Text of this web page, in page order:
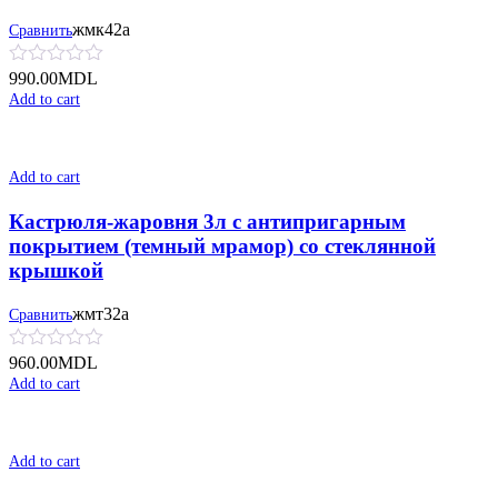
Сравнитьжмк42а
990.00MDL
Add to cart
Add to cart
Кастрюля-жаровня 3л с антипригарным
покрытием (темный мрамор) со стеклянной
крышкой
Сравнитьжмт32а
960.00MDL
Add to cart
Add to cart